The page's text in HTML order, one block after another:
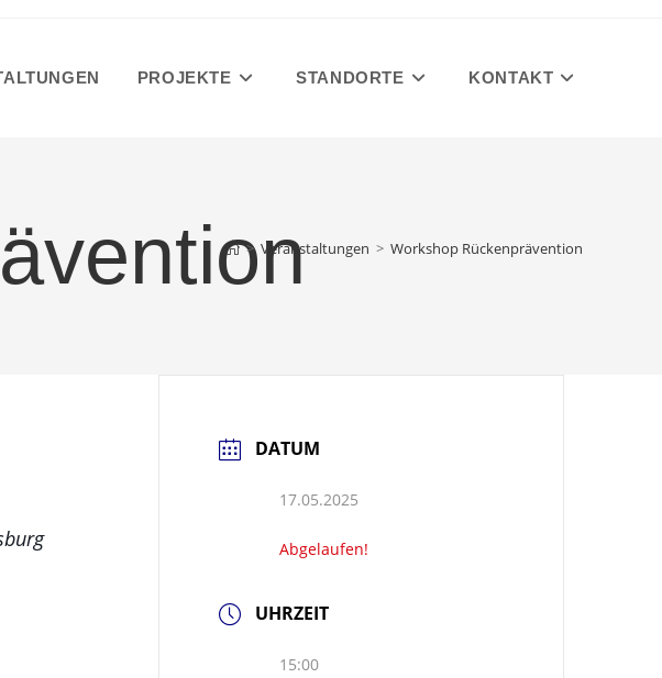
PROJEKTE STANDORTE KONTAKT
> Veranstaltungen > Workshop Rückenprävention
DATUM
17.05.2025
Abgelaufen!
UHRZEIT
15:00